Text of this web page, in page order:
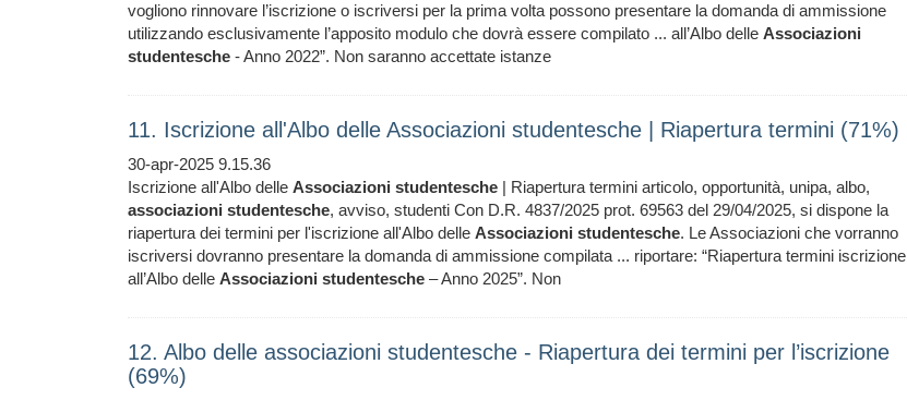
vogliono rinnovare l’iscrizione o iscriversi per la prima volta possono presentare la domanda di ammissione
utilizzando esclusivamente l’apposito modulo che dovrà essere compilato ... all’Albo delle Associazioni
studentesche - Anno 2022”. Non saranno accettate istanze
11. Iscrizione all'Albo delle Associazioni studentesche | Riapertura termini (71%)
30-apr-2025 9.15.36
Iscrizione all'Albo delle Associazioni studentesche | Riapertura termini articolo, opportunità, unipa, albo,
associazioni studentesche, avviso, studenti Con D.R. 4837/2025 prot. 69563 del 29/04/2025, si dispone la
riapertura dei termini per l'iscrizione all'Albo delle Associazioni studentesche. Le Associazioni che vorranno
iscriversi dovranno presentare la domanda di ammissione compilata ... riportare: “Riapertura termini iscrizione
all’Albo delle Associazioni studentesche – Anno 2025”. Non
12. Albo delle associazioni studentesche - Riapertura dei termini per l’iscrizione
(69%)